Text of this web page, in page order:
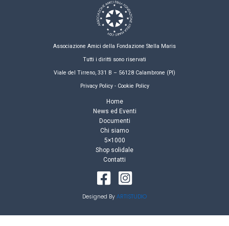
Associazione Amici della Fondazione Stella Maris
Tutti i diritti sono riservati
Viale del Tirreno, 331 B – 56128 Calambrone (PI)
Privacy Policy - Cookie Policy
Home
News ed Eventi
Documenti
Chi siamo
5×1000
Shop solidale
Contatti
Designed By ARTISTUDIO